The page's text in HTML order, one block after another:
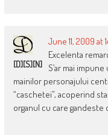
[D][S][N]
June 11, 2009 at
Excelenta
S’ar mai
mainilor personajului
“caschetei”, acoperind
organul cu care gandeste